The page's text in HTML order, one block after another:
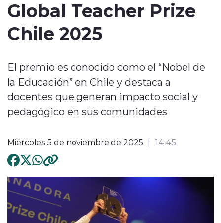
modo claro
Global Teacher Prize
Chile 2025
El premio es conocido como el “Nobel de
la Educación” en Chile y destaca a
docentes que generan impacto social y
pedagógico en sus comunidades
Miércoles 5 de noviembre de 2025 14:45